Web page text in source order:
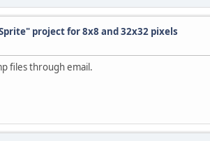
project for 8x8 and 32x32 pixels
files through email.